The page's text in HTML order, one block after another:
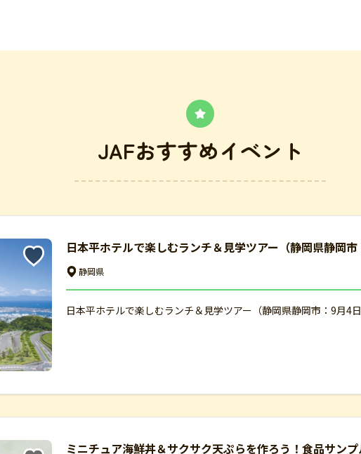
JAFおすすめイベント
日本平ホテルで楽しむランチ＆見学ツアー（静岡県静岡
静岡県
日本平ホテルで楽しむランチ＆見学ツアー（静岡県静岡市：9月4
ミニチュア海鮮丼＆サクサク天ぷらを作ろう！食品サン